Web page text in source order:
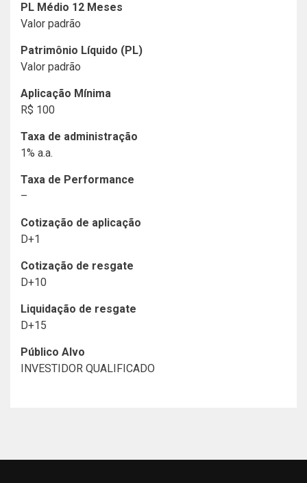
PL Médio 12 Meses
Valor padrão
Patrimônio Líquido (PL)
Valor padrão
Aplicação Mínima
R$ 100
Taxa de administração
1% a.a.
Taxa de Performance
–
Cotização de aplicação
D+1
Cotização de resgate
D+10
Liquidação de resgate
D+15
Público Alvo
INVESTIDOR QUALIFICADO
Rogério Freitas.